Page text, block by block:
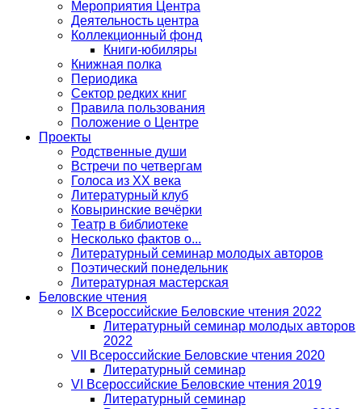
Мероприятия Центра
Деятельность центра
Коллекционный фонд
Книги-юбиляры
Книжная полка
Периодика
Сектор редких книг
Правила пользования
Положение о Центре
Проекты
Родственные души
Встречи по четвергам
Голоса из ХХ века
Литературный клуб
Ковыринские вечёрки
Театр в библиотеке
Несколько фактов о...
Литературный семинар молодых авторов
Поэтический понедельник
Литературная мастерская
Беловские чтения
IX Всероссийские Беловские чтения 2022
Литературный семинар молодых авторов
2022
VII Всероссийские Беловские чтения 2020
Литературный семинар
VI Всероссийские Беловские чтения 2019
Литературный семинар